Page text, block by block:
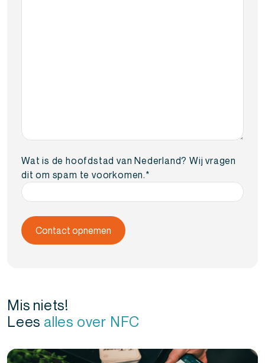
Wat is de hoofdstad van Nederland? Wij vragen
dit om spam te voorkomen.*
Mis niets!
Lees alles over NFC